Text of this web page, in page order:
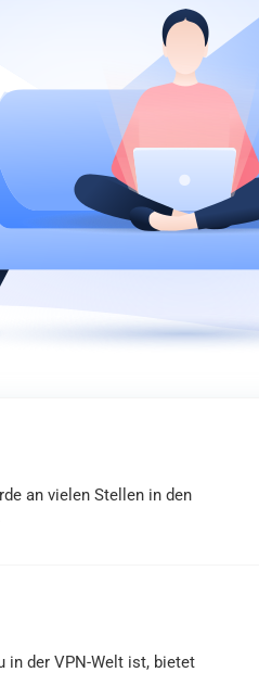
an vielen Stellen in den
in der VPN-Welt ist, bietet